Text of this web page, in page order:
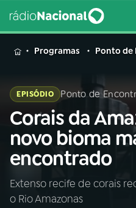
MENU
Buscar
na
Rádio
Nacional
AO
Programas Ponto de
EPISÓDIO Ponto de
Corais da
novo bioma
encontrado
Extenso recife de corais
o Rio Amazonas